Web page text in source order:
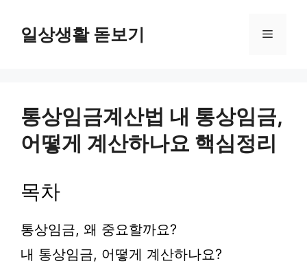
일상생활 돋보기 메
통상임금계산법 내 통상임금,
어떻게 계산하나요 핵심정리
목차
통상임금, 왜 중요할까요?
내 통상임금, 어떻게 계산하나요?